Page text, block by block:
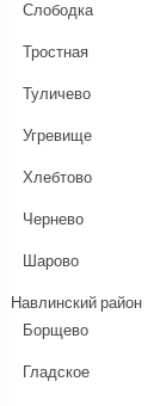
Слободка
Тростная
Туличево
Угревище
Хлебтово
Чернево
Шарово
Навлинский район
Борщево
Гладское